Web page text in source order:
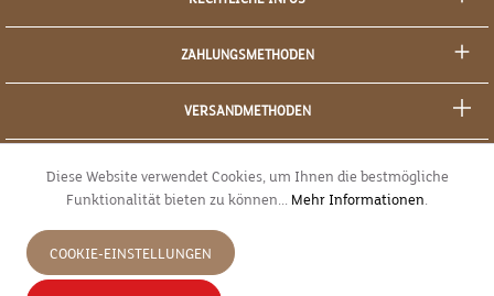
ZAHLUNGSMETHODEN
VERSANDMETHODEN
Diese Website verwendet Cookies, um Ihnen die bestmögliche
Funktionalität bieten zu können... Mehr Informationen.
COOKIE-EINSTELLUNGEN